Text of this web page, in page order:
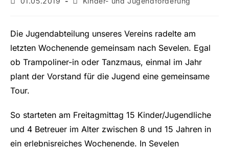
Die Jugendabteilung unseres Vereins radelte am
letzten Wochenende gemeinsam nach Sevelen. Egal
ob Trampoliner-in oder Tanzmaus, einmal im Jahr
plant der Vorstand für die Jugend eine gemeinsame
Tour.
So starteten am Freitagmittag 15 Kinder/Jugendliche
und 4 Betreuer im Alter zwischen 8 und 15 Jahren in
ein erlebnisreiches Wochenende. In Sevelen